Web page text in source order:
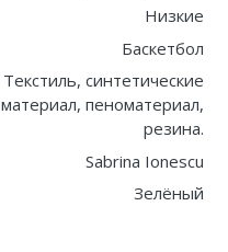
Низкие
Баскетбол
Текстиль, синтетические
материал, пеноматериал,
резина.
Sabrina Ionescu
Зелёный